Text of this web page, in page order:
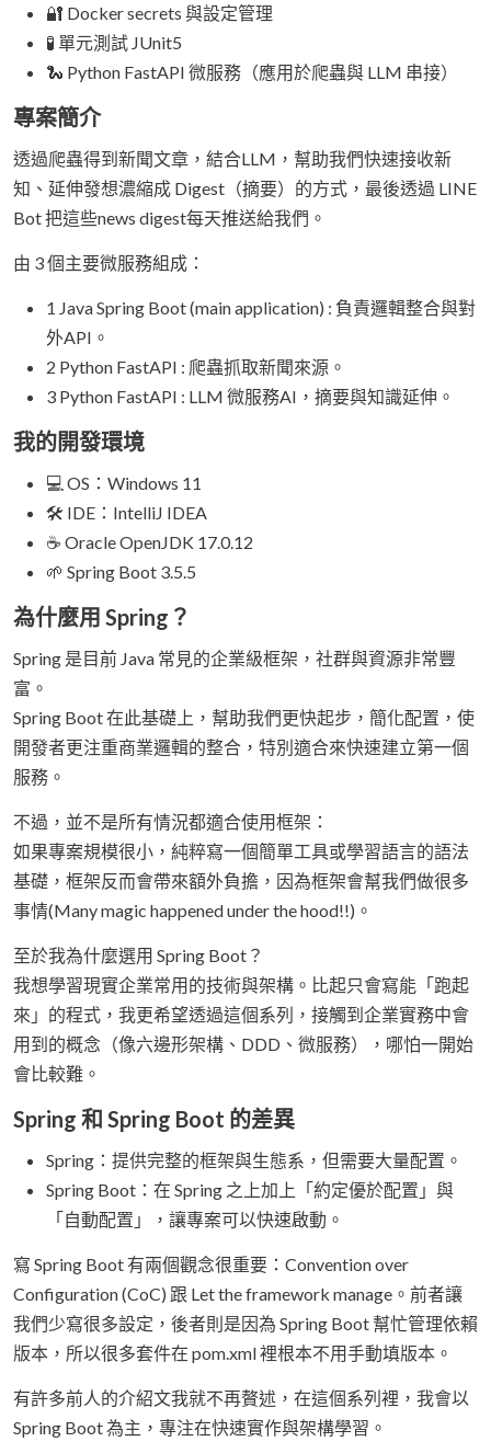
🔐 Docker secrets 與設定管理
🧪 單元測試 JUnit5
🐍 Python FastAPI 微服務（應用於爬蟲與 LLM 串接）
專案簡介
透過爬蟲得到新聞文章，結合LLM，幫助我們快速接收新
知、延伸發想濃縮成 Digest（摘要）的方式，最後透過 LINE
Bot 把這些news digest每天推送給我們。
由 3 個主要微服務組成：
1 Java Spring Boot (main application) : 負責邏輯整合與對
外API。
2 Python FastAPI : 爬蟲抓取新聞來源。
3 Python FastAPI : LLM 微服務AI，摘要與知識延伸。
我的開發環境
💻 OS：Windows 11
🛠 IDE：IntelliJ IDEA
☕ Oracle OpenJDK 17.0.12
🌱 Spring Boot 3.5.5
為什麼用 Spring？
Spring 是目前 Java 常見的企業級框架，社群與資源非常豐
富。
Spring Boot 在此基礎上，幫助我們更快起步，簡化配置，使
開發者更注重商業邏輯的整合，特別適合來快速建立第一個
服務。
不過，並不是所有情況都適合使用框架：
如果專案規模很小，純粹寫一個簡單工具或學習語言的語法
基礎，框架反而會帶來額外負擔，因為框架會幫我們做很多
事情(Many magic happened under the hood!!)。
至於我為什麼選用 Spring Boot？
我想學習現實企業常用的技術與架構。比起只會寫能「跑起
來」的程式，我更希望透過這個系列，接觸到企業實務中會
用到的概念（像六邊形架構、DDD、微服務），哪怕一開始
會比較難。
Spring 和 Spring Boot 的差異
Spring：提供完整的框架與生態系，但需要大量配置。
Spring Boot：在 Spring 之上加上「約定優於配置」與
「自動配置」，讓專案可以快速啟動。
寫 Spring Boot 有兩個觀念很重要：Convention over
Configuration (CoC) 跟 Let the framework manage。前者讓
我們少寫很多設定，後者則是因為 Spring Boot 幫忙管理依賴
版本，所以很多套件在 pom.xml 裡根本不用手動填版本。
有許多前人的介紹文我就不再贅述，在這個系列裡，我會以
Spring Boot 為主，專注在快速實作與架構學習。